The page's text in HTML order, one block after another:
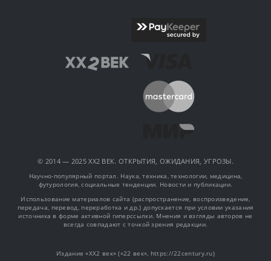
© 2014 — 2025 XX2 ВЕК. ОТКРЫТИЯ, ОЖИДАНИЯ, УГРОЗЫ.
Научно-популярный портал. Наука, техника, технологии, медицина,
футурология, социальные тенденции. Новости и публикации.
Использование материалов сайта (распространение, воспроизведение,
передача, перевод, переработка и др.) допускается при условии указания
источника в форме активной гиперссылки. Мнения и взгляды авторов не
всегда совпадают с точкой зрения редакции.
Издание «XX2 век» («22 век», https://22century.ru)